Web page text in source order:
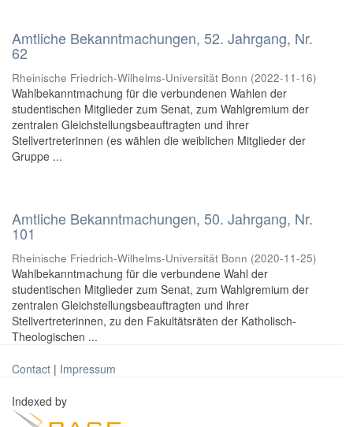
Amtliche Bekanntmachungen, 52. Jahrgang, Nr.
62
Rheinische Friedrich-Wilhelms-Universität Bonn (2022-11-16)
Wahlbekanntmachung für die verbundenen Wahlen der
studentischen Mitglieder zum Senat, zum Wahlgremium der
zentralen Gleichstellungsbeauftragten und ihrer
Stellvertreterinnen (es wählen die weiblichen Mitglieder der
Gruppe ...
Amtliche Bekanntmachungen, 50. Jahrgang, Nr.
101
Rheinische Friedrich-Wilhelms-Universität Bonn (2020-11-25)
Wahlbekanntmachung für die verbundene Wahl der
studentischen Mitglieder zum Senat, zum Wahlgremium der
zentralen Gleichstellungsbeauftragten und ihrer
Stellvertreterinnen, zu den Fakultätsräten der Katholisch-
Theologischen ...
Contact | Impressum
Indexed by